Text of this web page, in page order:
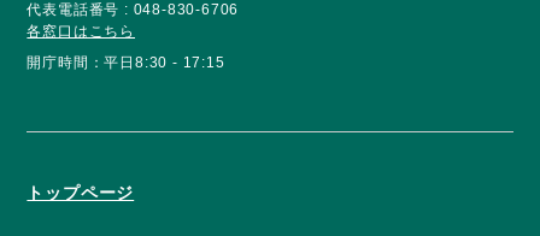
代表電話番号 : 048-830-6706
各窓口はこちら
開庁時間：平日8:30 - 17:15
トップページ